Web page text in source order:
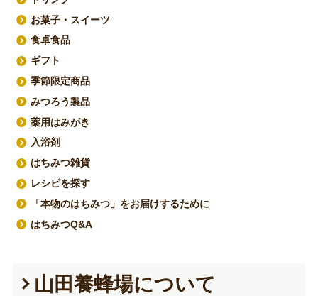
お菓子・スイーツ
食卓食品
ギフト
季節限定商品
みつろう製品
薬用はみがき
入浴剤
はちみつ雑貨
レシピを探す
「本物のはちみつ」をお届けするために
はちみつQ&A
山田養蜂場について